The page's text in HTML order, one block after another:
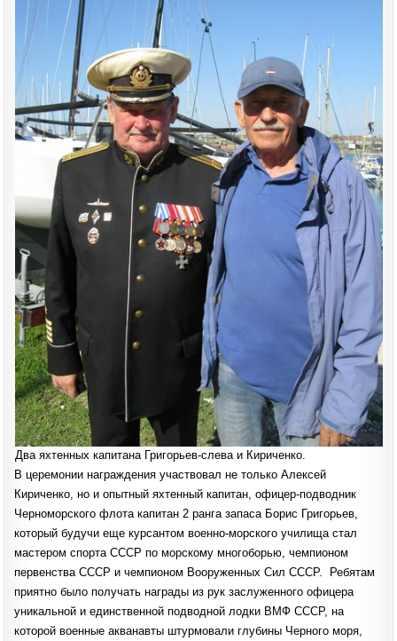
Два яхтенных капитана Григорьев-слева и Кириченко.
В церемонии награждения участвовал не только Алексей
Кириченко, но и опытный яхтенный капитан, офицер-подводник
Черноморского флота капитан 2 ранга запаса Борис Григорьев,
который будучи еще курсантом военно-морского училища стал
мастером спорта СССР по морскому многоборью, чемпионом
первенства СССР и чемпионом Вооруженных Сил СССР. Ребятам
приятно было получать награды из рук заслуженного офицера
уникальной и единственной подводной лодки ВМФ СССР, на
которой военные акванавты штурмовали глубины Черного моря,